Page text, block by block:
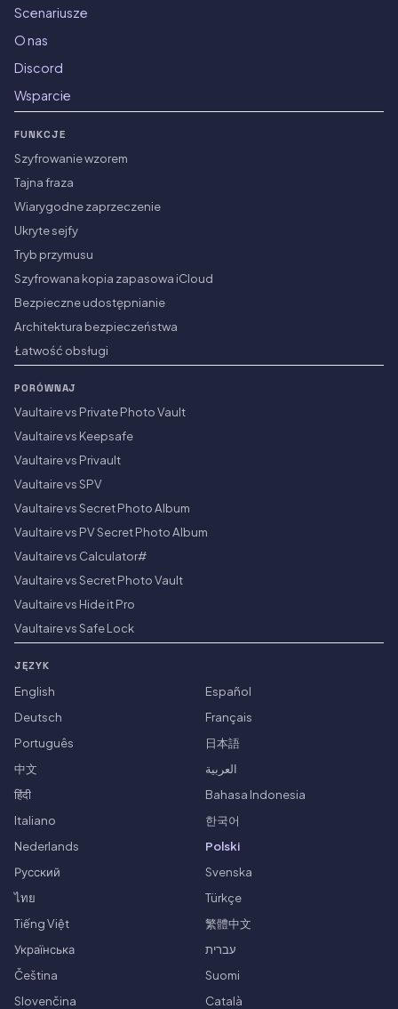
Scenariusze
O nas
Discord
Wsparcie
FUNKCJE
Szyfrowanie wzorem
Tajna fraza
Wiarygodne zaprzeczenie
Ukryte sejfy
Tryb przymusu
Szyfrowana kopia zapasowa iCloud
Bezpieczne udostępnianie
Architektura bezpieczeństwa
Łatwość obsługi
PORÓWNAJ
Vaultaire vs Private Photo Vault
Vaultaire vs Keepsafe
Vaultaire vs Privault
Vaultaire vs SPV
Vaultaire vs Secret Photo Album
Vaultaire vs PV Secret Photo Album
Vaultaire vs Calculator#
Vaultaire vs Secret Photo Vault
Vaultaire vs Hide it Pro
Vaultaire vs Safe Lock
JĘZYK
English
Español
Deutsch
Français
Português
日本語
中文
العربية
हिंदी
Bahasa Indonesia
Italiano
한국어
Nederlands
Polski
Русский
Svenska
ไทย
Türkçe
Tiếng Việt
繁體中文
Українська
עברית
Čeština
Suomi
Slovenčina
Català